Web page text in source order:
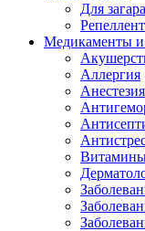
Для загара
Медикаменты
Аллергия
Анестезия